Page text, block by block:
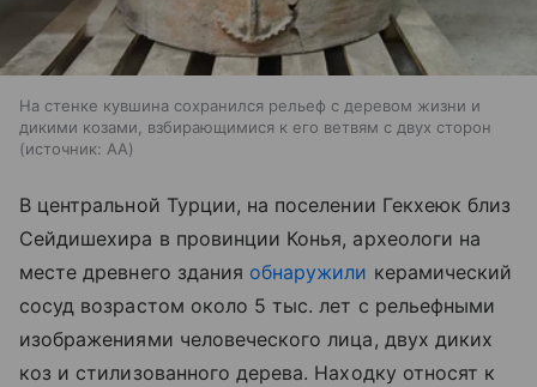
На стенке кувшина сохранился рельеф с деревом жизни и
дикими козами, взбирающимися к его ветвям с двух сторон
источник: AA
В центральной Турции, на поселении Гекхеюк близ
Сейдишехира в провинции Конья, археологи на
месте древнего здания обнаружили керамический
сосуд возрастом около 5 тыс. лет с рельефными
изображениями человеческого лица, двух диких
коз и стилизованного дерева. Находку относят к